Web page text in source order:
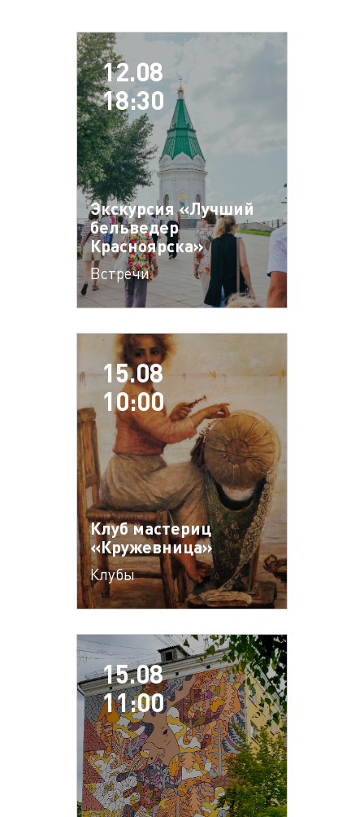
12.08
18:30
Экскурсия «Лучший
бельведер
Красноярска»
Встречи
15.08
10:00
Клуб мастериц
«Кружевница»
Клубы
15.08
11:00